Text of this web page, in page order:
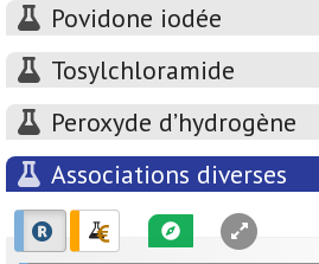
Povidone iodée
Tosylchloramide
Peroxyde d’hydrogène
Associations diverses